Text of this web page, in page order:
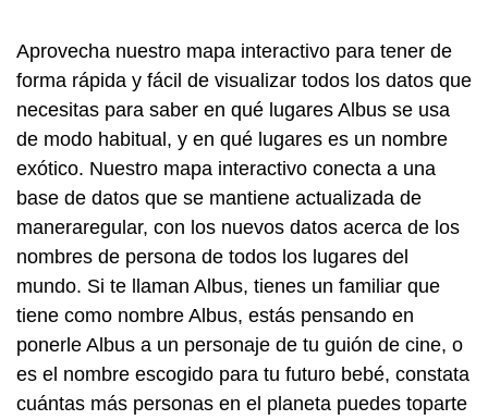
Aprovecha nuestro mapa interactivo para tener de
forma rápida y fácil de visualizar todos los datos que
necesitas para saber en qué lugares Albus se usa
de modo habitual, y en qué lugares es un nombre
exótico. Nuestro mapa interactivo conecta a una
base de datos que se mantiene actualizada de
maneraregular, con los nuevos datos acerca de los
nombres de persona de todos los lugares del
mundo. Si te llaman Albus, tienes un familiar que
tiene como nombre Albus, estás pensando en
ponerle Albus a un personaje de tu guión de cine, o
es el nombre escogido para tu futuro bebé, constata
cuántas más personas en el planeta puedes toparte